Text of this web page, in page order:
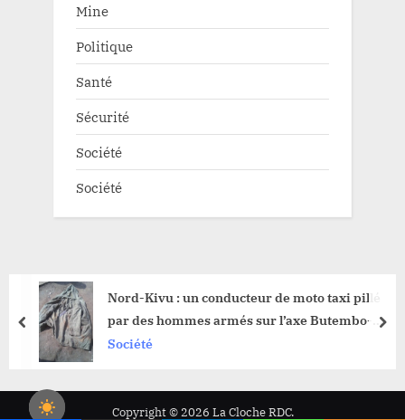
Mine
Politique
Santé
Sécurité
Société
Société
Nord-Kivu : un conducteur de moto taxi pillé
par des hommes armés sur l’axe Butembo-
Kyondo
Société
prev
Copyright © 2026 La Cloche RDC.